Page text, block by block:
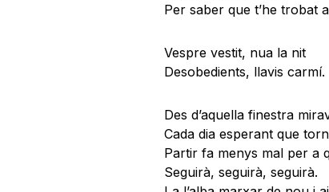
Per saber que t’he trobat
Vespre vestit, nua la nit
Desobedients, llavis carmí.
Des d’aquella finestra
Cada dia esperant que
Partir fa menys mal per a
Seguirà, seguirà, seguirà.